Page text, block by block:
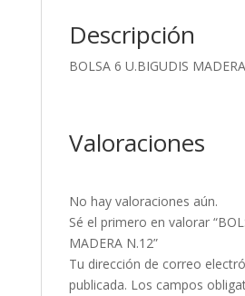
Descripción
BOLSA 6 U.BIGUDIS
Valoraciones
No hay valoraciones aún.
Sé el primero en valorar
MADERA N.12”
Tu dirección de correo
publicada. Los campos